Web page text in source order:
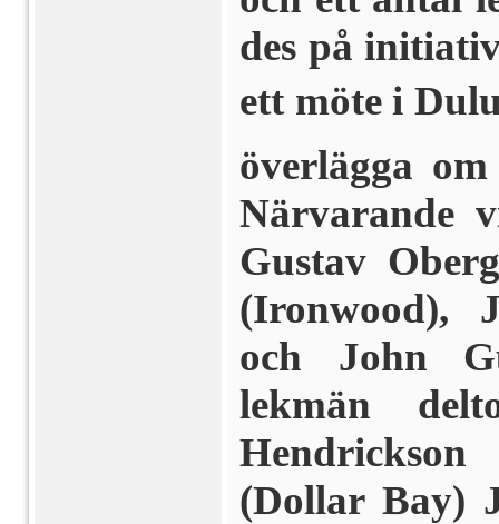
des på
ett möte i
överlägga
Närvarande
Gustav
(Ironwood),
och John
lekmän
(Dollar Bay)